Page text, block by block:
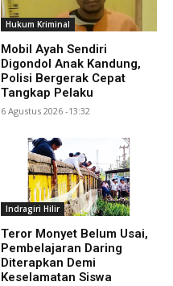
Hukum Kriminal
Mobil Ayah Sendiri
Digondol Anak Kandung,
Polisi Bergerak Cepat
Tangkap Pelaku
6 Agustus 2026 -13:32
Indragiri Hilir
Teror Monyet Belum Usai,
Pembelajaran Daring
Diterapkan Demi
Keselamatan Siswa